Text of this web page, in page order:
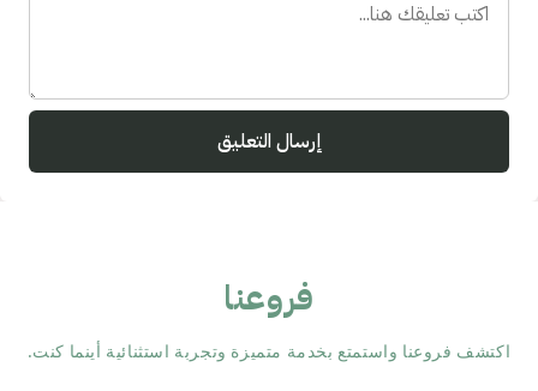
إرسال التعليق
فروعنا
اكتشف فروعنا واستمتع بخدمة متميزة وتجربة استثنائية أينما كنت.